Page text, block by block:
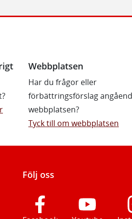
Webbplatsen
Har du frågor eller
förbättringsförslag
webbplatsen?
Tyck till om webbplatsen
Följ oss